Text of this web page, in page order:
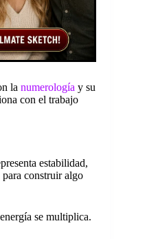
la numerología y su
con el trabajo
estabilidad,
construir algo
se multiplica.